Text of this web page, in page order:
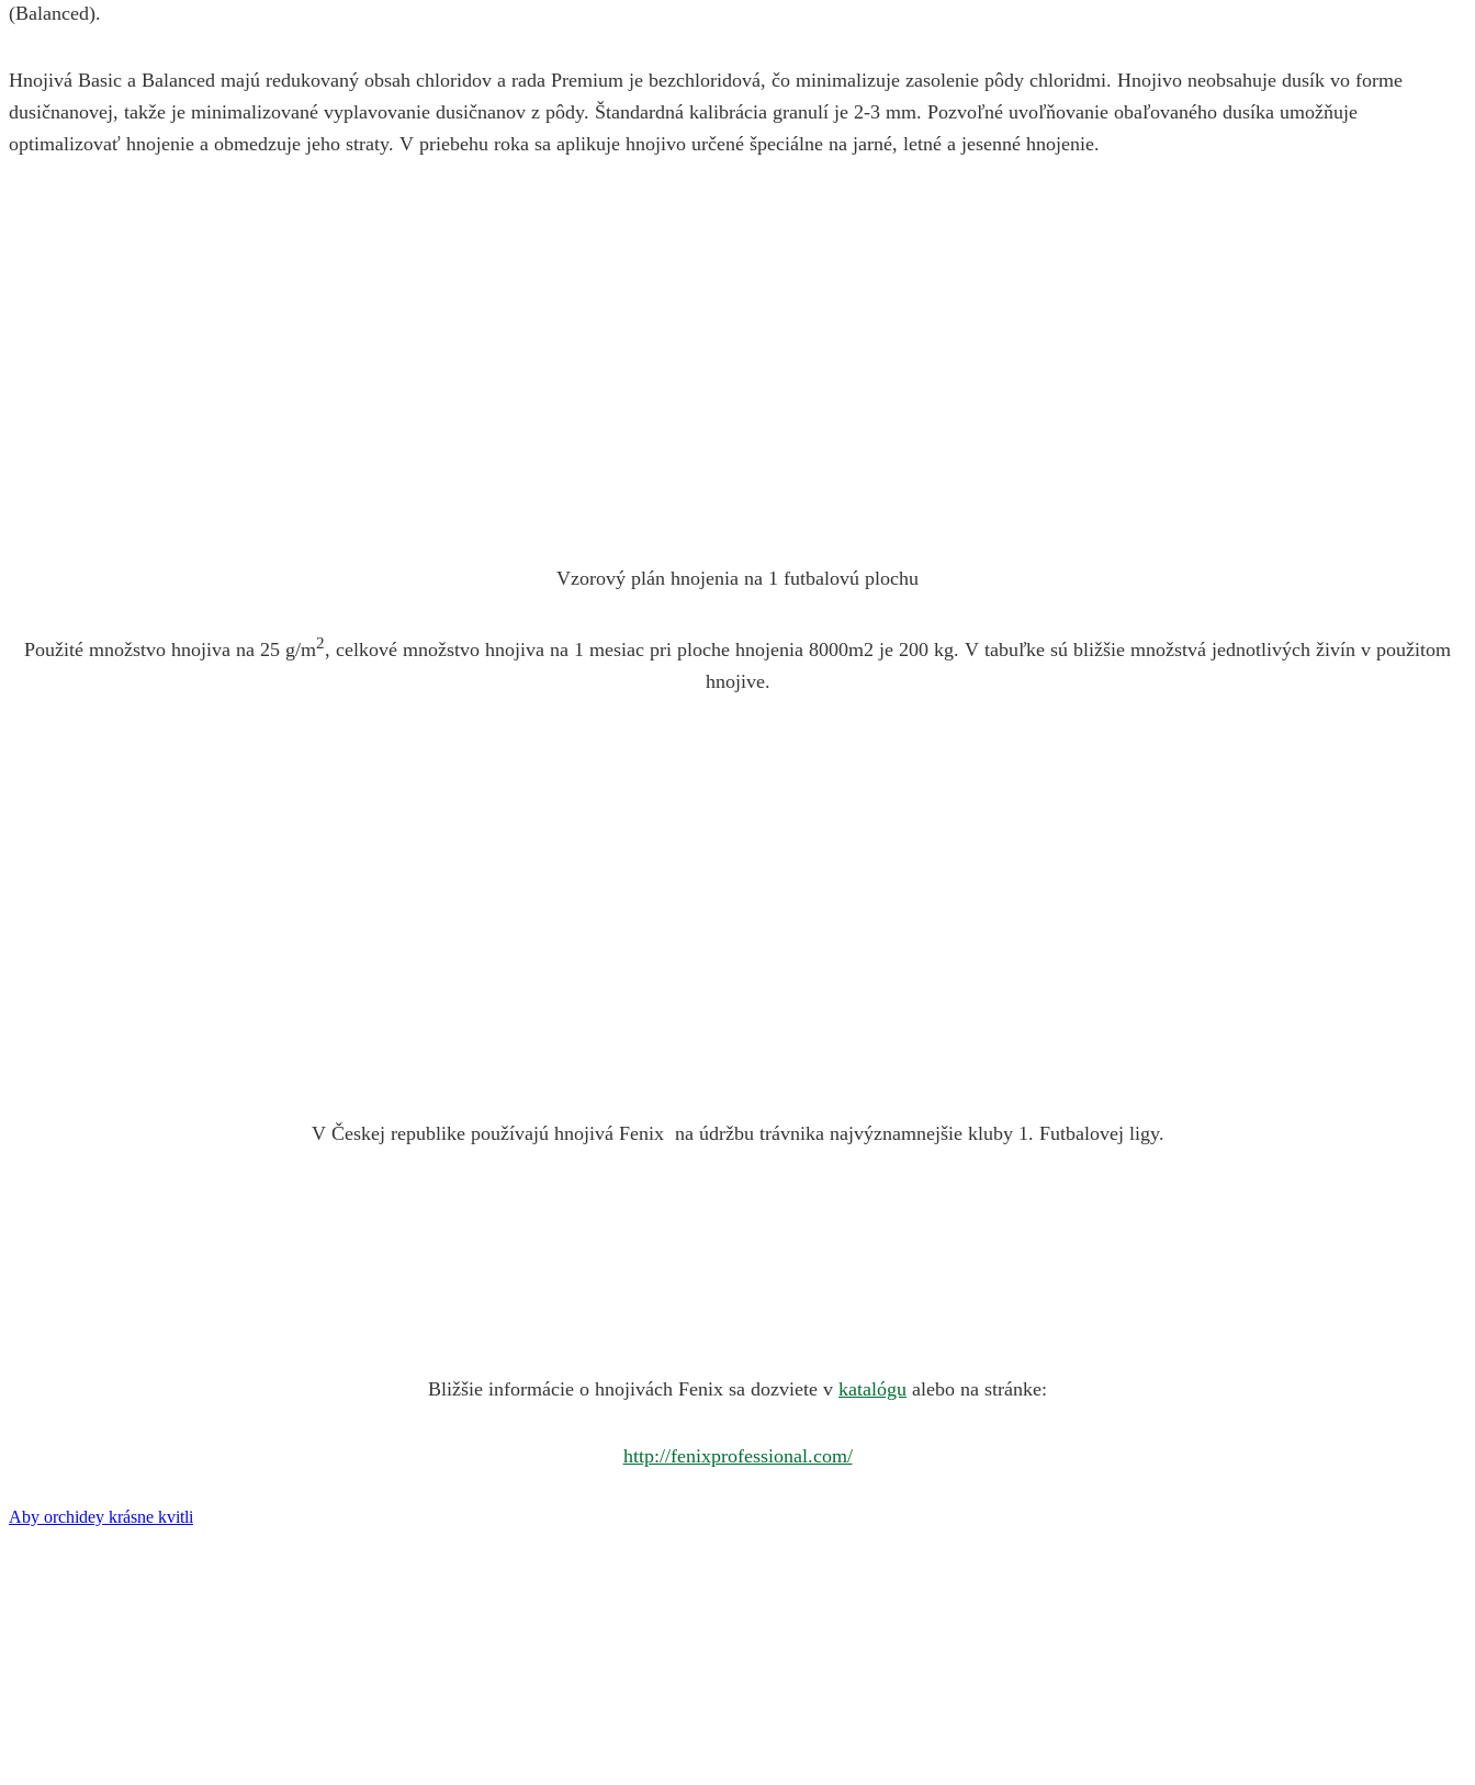
(Balanced).
Hnojivá Basic a Balanced majú redukovaný obsah chloridov a rada Premium je bezchloridová, čo minimalizuje zasolenie pôdy chloridmi. Hnojivo neobsahuje dusík vo forme
dusičnanovej, takže je minimalizované vyplavovanie dusičnanov z pôdy. Štandardná kalibrácia granulí je 2-3 mm. Pozvoľné uvoľňovanie obaľovaného dusíka umožňuje
optimalizovať hnojenie a obmedzuje jeho straty. V priebehu roka sa aplikuje hnojivo určené špeciálne na jarné, letné a jesenné hnojenie.
Vzorový plán hnojenia na 1 futbalovú plochu
Použité množstvo hnojiva na 25 g/m2, celkové množstvo hnojiva na 1 mesiac pri ploche hnojenia 8000m2 je 200 kg. V tabuľke sú bližšie množstvá jednotlivých živín v použitom
hnojive.
V Českej republike používajú hnojivá Fenix na údržbu trávnika najvýznamnejšie kluby 1. Futbalovej ligy.
Bližšie informácie o hnojivách Fenix sa dozviete v katalógu alebo na stránke:
http://fenixprofessional.com/
Aby orchidey krásne kvitli